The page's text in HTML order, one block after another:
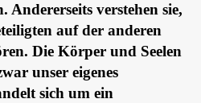
Andererseits verstehen sie,
auf der anderen
Die Körper und Seelen
unser eigenes
sich um ein